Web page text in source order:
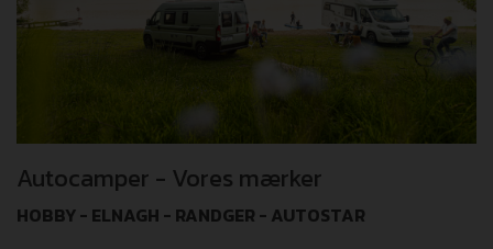
Autocamper - Vores mærker
HOBBY - ELNAGH - RANDGER - AUTOSTAR